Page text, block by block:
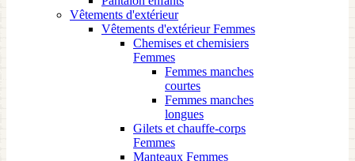
Vêtements d'extérieur
Vêtements d'extérieur Femmes
Chemises et chemisiers
Femmes
Femmes manches
courtes
Femmes manches
longues
Gilets et chauffe-corps
Femmes
Manteaux Femmes